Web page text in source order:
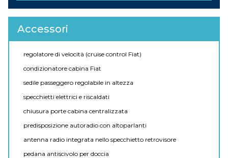
Accessori
regolatore di velocità (cruise control Fiat)
condizionatore cabina Fiat
sedile passeggero regolabile in altezza
specchietti elettrici e riscaldati
chiusura porte cabina centralizzata
predisposizione autoradio con altoparlanti
antenna radio integrata nello specchietto retrovisore
pedana antiscivolo per doccia